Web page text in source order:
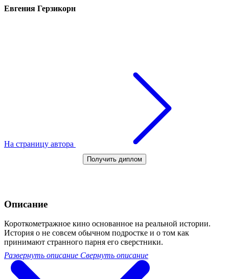
Евгения Герзикорн
На страницу автора
Получить диплом
Описание
Короткометражное кино основанное на реальной истории.
История о не совсем обычном подростке и о том как
принимают странного парня его сверстники.
Развернуть описание Свернуть описание